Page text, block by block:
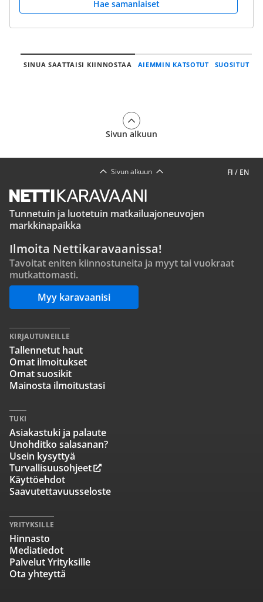
Hae samanlaiset
SINUA SAATTAISI KIINNOSTAA AIEMMIN KATSOTUT SUOSITUT
Sivun alkuun
FI / EN
Sivun alkuun
Tunnetuin ja luotetuin matkailuajoneuvojen
markkinapaikka
Ilmoita Nettikaravaanissa!
Tavoitat eniten kiinnostuneita ja myyt tai vuokraat
mutkattomasti.
Myy karavaanisi
KIRJAUTUNEILLE
Tallennetut haut
Omat ilmoitukset
Omat suosikit
Mainosta ilmoitustasi
TUKI
Asiakastuki ja palaute
Unohditko salasanan?
Usein kysyttyä
Turvallisuusohjeet
Käyttöehdot
Saavutettavuusseloste
YRITYKSILLE
Hinnasto
Mediatiedot
Palvelut Yrityksille
Ota yhteyttä